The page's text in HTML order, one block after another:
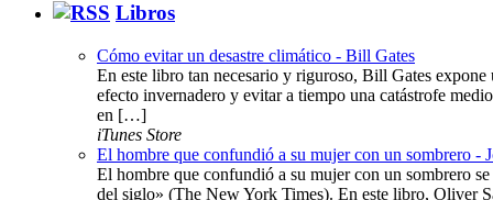
Libros
Cómo evitar un desastre climático - Bill Gates
En este libro tan necesario y riguroso, Bill Gates
efecto invernadero y evitar a tiempo una catástrofe
en […]
iTunes Store
El hombre que confundió a su mujer con un sombrero
El hombre que confundió a su mujer con un sombrero
del siglo» (The New York Times). En este libro, Oliver